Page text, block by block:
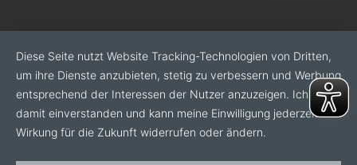
Diese Seite nutzt Website Tracking-Technologien von Dritten,
um ihre Dienste anzubieten, stetig zu verbessern und Werbung
entsprechend der Interessen der Nutzer anzuzeigen. Ich bin
damit einverstanden und kann meine Einwilligung jederzeit mit
Wirkung für die Zukunft widerrufen oder ändern.